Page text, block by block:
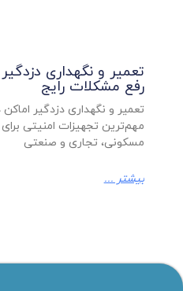
تعمیر و نگهداری
رفع مشکلات رایج
تعمیر و نگهداری دزدگیر اماکن
مهم‌ترین تجهیزات امنیتی
مسکونی، تجاری و صنعتی
بیشتر ...